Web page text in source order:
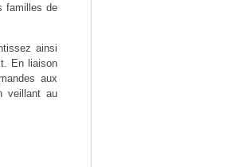
familles de
ainsi
En liaison
aux
veillant au